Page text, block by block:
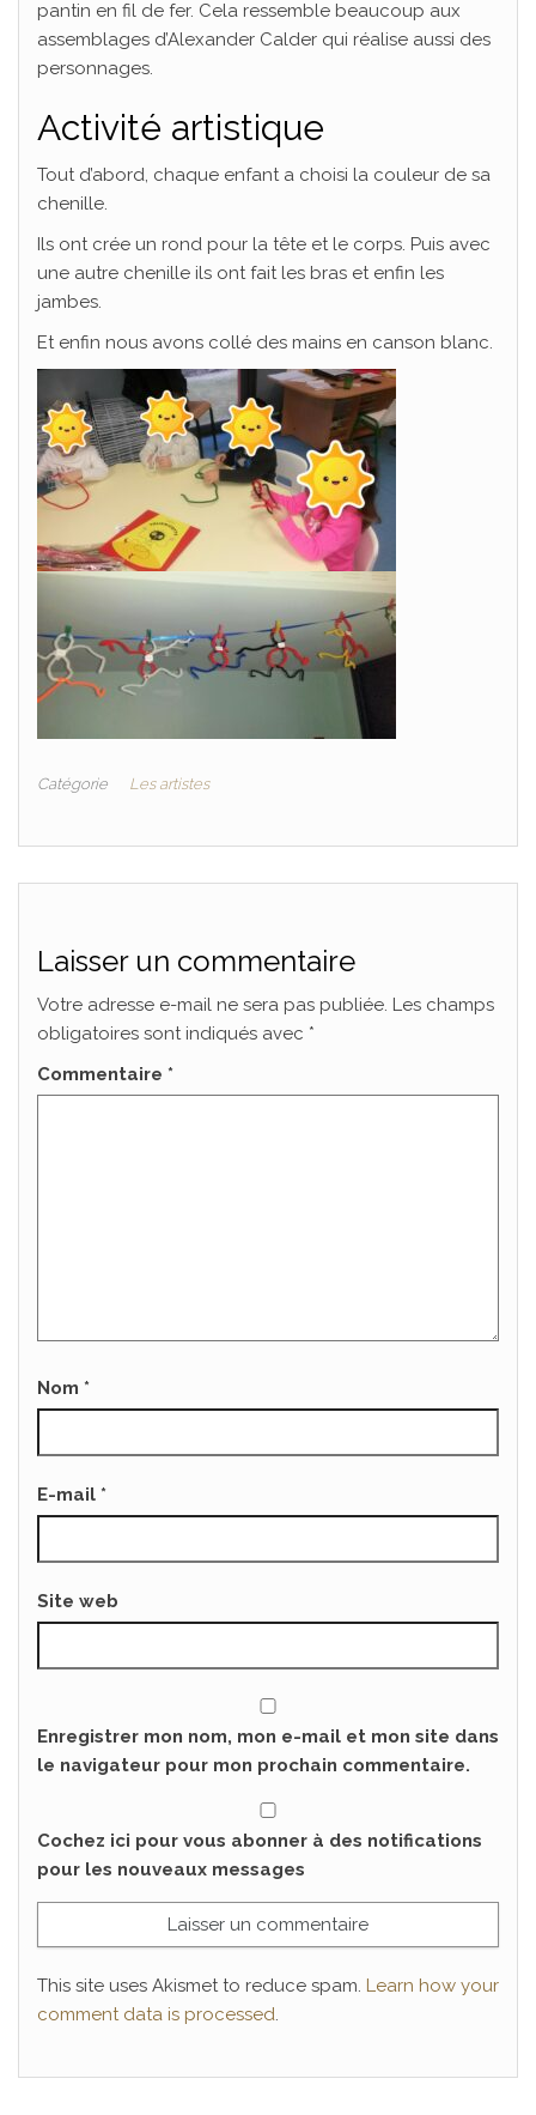
pantin en fil de fer. Cela ressemble beaucoup aux
assemblages d’Alexander Calder qui réalise aussi des
personnages.
Activité artistique
Tout d’abord, chaque enfant a choisi la couleur de sa
chenille.
Ils ont crée un rond pour la tête et le corps. Puis avec
une autre chenille ils ont fait les bras et enfin les
jambes.
Et enfin nous avons collé des mains en canson blanc.
Catégorie Les artistes
Laisser un commentaire
Votre adresse e-mail ne sera pas publiée. Les champs
obligatoires sont indiqués avec *
Commentaire *
Nom *
E-mail *
Site web
Enregistrer mon nom, mon e-mail et mon site dans
le navigateur pour mon prochain commentaire.
Cochez ici pour vous abonner à des notifications
pour les nouveaux messages
This site uses Akismet to reduce spam. Learn how your
comment data is processed.